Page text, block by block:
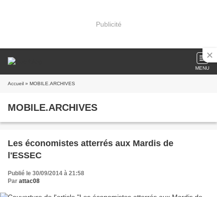
Publicité
MENU
Accueil » MOBILE.ARCHIVES
MOBILE.ARCHIVES
Les économistes atterrés aux Mardis de
l'ESSEC
Publié le 30/09/2014 à 21:58
Par attac08